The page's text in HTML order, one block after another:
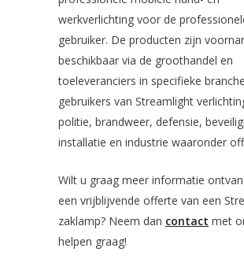
werkverlichting voor de
gebruiker. De producten zijn
beschikbaar via de groothandel en
toeleveranciers in specifieke
gebruikers van Streamlight
politie, brandweer, defensie,
installatie en industrie waaronder
Wilt u graag meer informatie
een vrijblijvende offerte van een
zaklamp? Neem dan contact met
helpen graag!